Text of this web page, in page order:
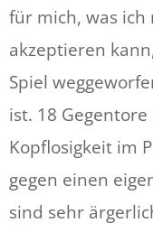
für mich, was ich
akzeptieren
Spiel
ist. 18
Kopflosigkeit im
gegen einen
sind sehr